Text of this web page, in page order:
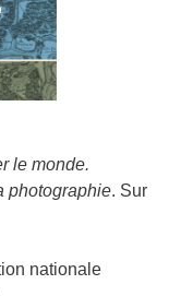
le monde.
photographie. Sur
nationale